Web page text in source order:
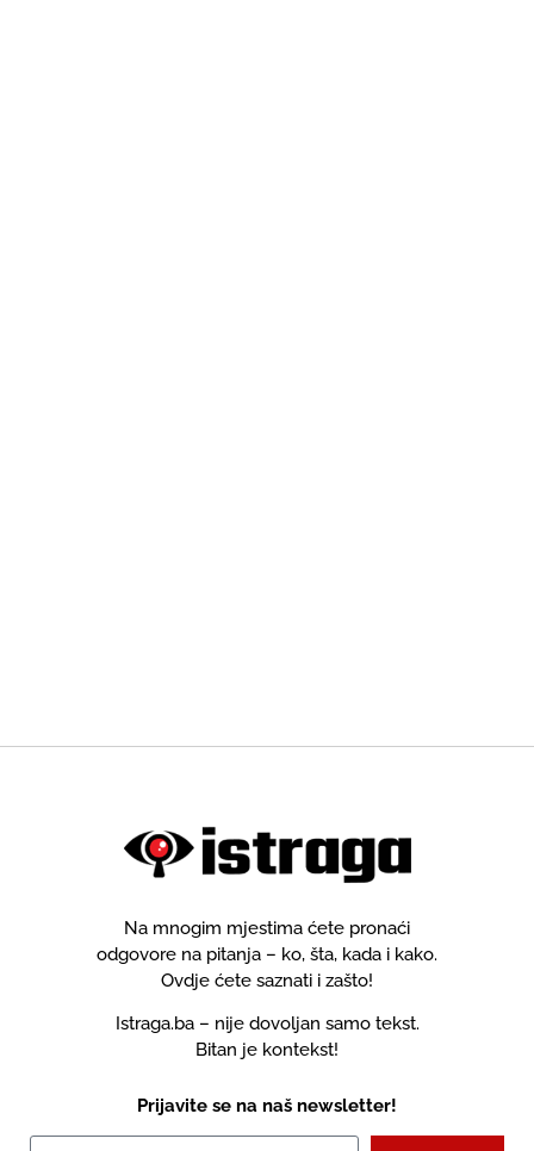
Na mnogim mjestima ćete pronaći
odgovore na pitanja – ko, šta, kada i kako.
Ovdje ćete saznati i zašto!
Istraga.ba – nije dovoljan samo tekst.
Bitan je kontekst!
Prijavite se na naš newsletter!